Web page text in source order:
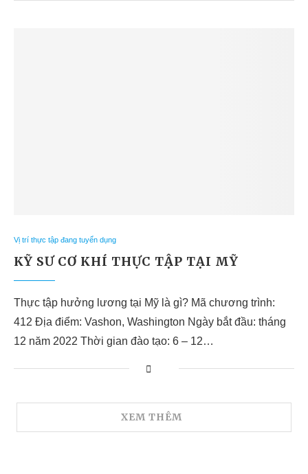
Vị trí thực tập đang tuyển dụng
KỸ SƯ CƠ KHÍ THỰC TẬP TẠI MỸ
Thực tập hưởng lương tại Mỹ là gì? Mã chương trình:
412 Địa điểm: Vashon, Washington Ngày bắt đầu: tháng
12 năm 2022 Thời gian đào tạo: 6 – 12…
XEM THÊM